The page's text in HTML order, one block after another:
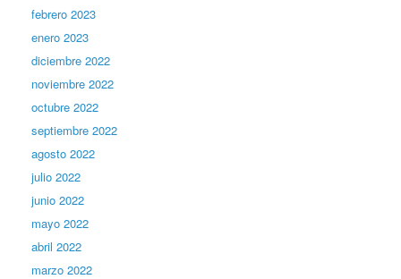
febrero 2023
enero 2023
diciembre 2022
noviembre 2022
octubre 2022
septiembre 2022
agosto 2022
julio 2022
junio 2022
mayo 2022
abril 2022
marzo 2022